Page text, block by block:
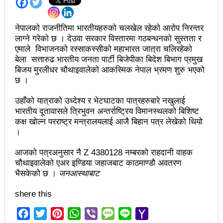
आइएनएनएफद्वारा सम्मान
एनआरएनए बेलायतको अध्यक्षमा जिलिङका पुडासैनी
महानगर यातायातले थप्यो १२ वटा विद्युतीय बस
गणेश पण्डितको कवितासङ्ग्रह कालापानी लोकार्पण
फोहोरमैला व्यवस्थापन संघ नेपालको अध्यक्षमा नुवाकोटका घिमिरे
निर्वाचित
समाचार हटाउने अदालतको आदेश र पत्रकार पक्राउ पुर्जीबारे
काउन्सिल सुक्ष्म अध्ययनमा
लोकतान्त्रिक सहिद सन्तति वृत्ति कोष स्थापनाः सहिदका
बालबालिकाको शिक्षामा खर्च हुने
नेपालकाे राजनीतिमा भारतीयहरुको चलखेल रहेकाे आराेप निरन्तर
लाग्ने गरेकाे छ । देउवा सरकार विस्तारमा गठबन्धनकाे सुस्तता र
एमाले विभाजनकाे रस्साकस्सीकाे महाभारत जात्रा चलिरहेकाे
बेला सत्तारुढ भारतीय जनता पार्टी बिजेपीका बिदेश बिभाग प्रमुख
बिजय मुरलीधर चौथाइवालेको आकस्मिक नेपाल भ्रमण शुरु भएको
छ ।
उहाँकाे यात्राको उध्देश्य र भेटघाटका पात्रहरुबारे नखुलाई
भारतीय दूतावासले त्रिभुवन अन्तर्राष्ट्रिय विमानस्थलको बिशिष्ट
कक्ष खोल्न परराष्ट्र मन्त्रालयलाई आजै बिहान पत्र लेखेको थियो
।
आजको पत्रअनुसार नै Z 4380128 नम्बरको राहदानी वाहक
चौथाइवालेको एअर इण्डिया जहाजबाट काठमाण्डौ अवतरण
भैसकेको छ । जनआस्थाबाट
shere this
Facebook
TwitterPinterestWhatsApp
Viber Message
Line